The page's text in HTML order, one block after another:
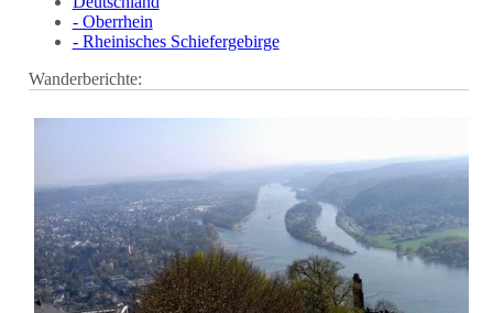
- Oberrhein
- Rheinisches Schiefergebirge
Wanderberichte: